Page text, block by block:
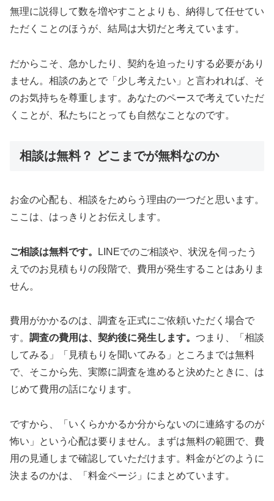
無理に説得して数を増やすことよりも、納得して任せてい
ただくことのほうが、結局は大切だと考えています。
だからこそ、急かしたり、契約を迫ったりする必要があり
ません。相談のあとで「少し考えたい」と言われれば、そ
のお気持ちを尊重します。あなたのペースで考えていただ
くことが、私たちにとっても自然なことなのです。
相談は無料？ どこまでが無料なのか
お金の心配も、相談をためらう理由の一つだと思います。
ここは、はっきりとお伝えします。
ご相談は無料です。
LINEでのご相談や、状況を伺ったう
えでのお見積もりの段階で、費用が発生することはありま
せん。
費用がかかるのは、調査を正式にご依頼いただく場合で
す。 調査の費用は、契約後に発生します。 つまり、「相談
してみる」「見積もりを聞いてみる」ところまでは無料
で、そこから先、実際に調査を進めると決めたときに、は
じめて費用の話になります。
ですから、「いくらかかるか分からないのに連絡するのが
怖い」という心配は要りません。まずは無料の範囲で、費
用の見通しまで確認していただけます。料金がどのように
決まるのかは、「料金ページ」にまとめています。